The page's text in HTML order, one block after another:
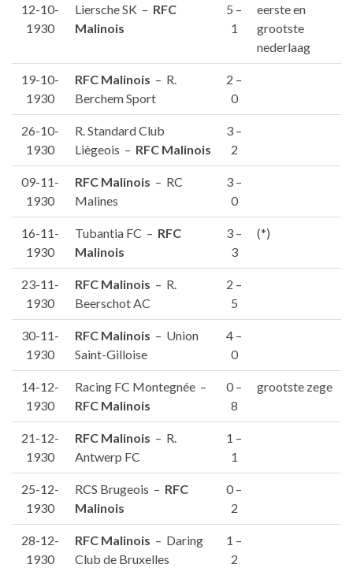
12-10-
1930
Liersche SK – RFC
Malinois
5 –
1
eerste en
grootste
nederlaag
19-10-
1930
RFC Malinois – R.
Berchem Sport
2 –
0
26-10-
1930
R. Standard Club
Liègeois – RFC Malinois
3 –
2
09-11-
1930
RFC Malinois – RC
Malines
3 –
0
16-11-
1930
Tubantia FC – RFC
Malinois
3 –
3
(*)
23-11-
1930
RFC Malinois – R.
Beerschot AC
2 –
5
30-11-
1930
RFC Malinois – Union
Saint-Gilloise
4 –
0
14-12-
1930
Racing FC Montegnée –
RFC Malinois
0 –
8
grootste zege
21-12-
1930
RFC Malinois – R.
Antwerp FC
1 –
1
25-12-
1930
RCS Brugeois – RFC
Malinois
0 –
2
28-12-
1930
RFC Malinois – Daring
Club de Bruxelles
1 –
2